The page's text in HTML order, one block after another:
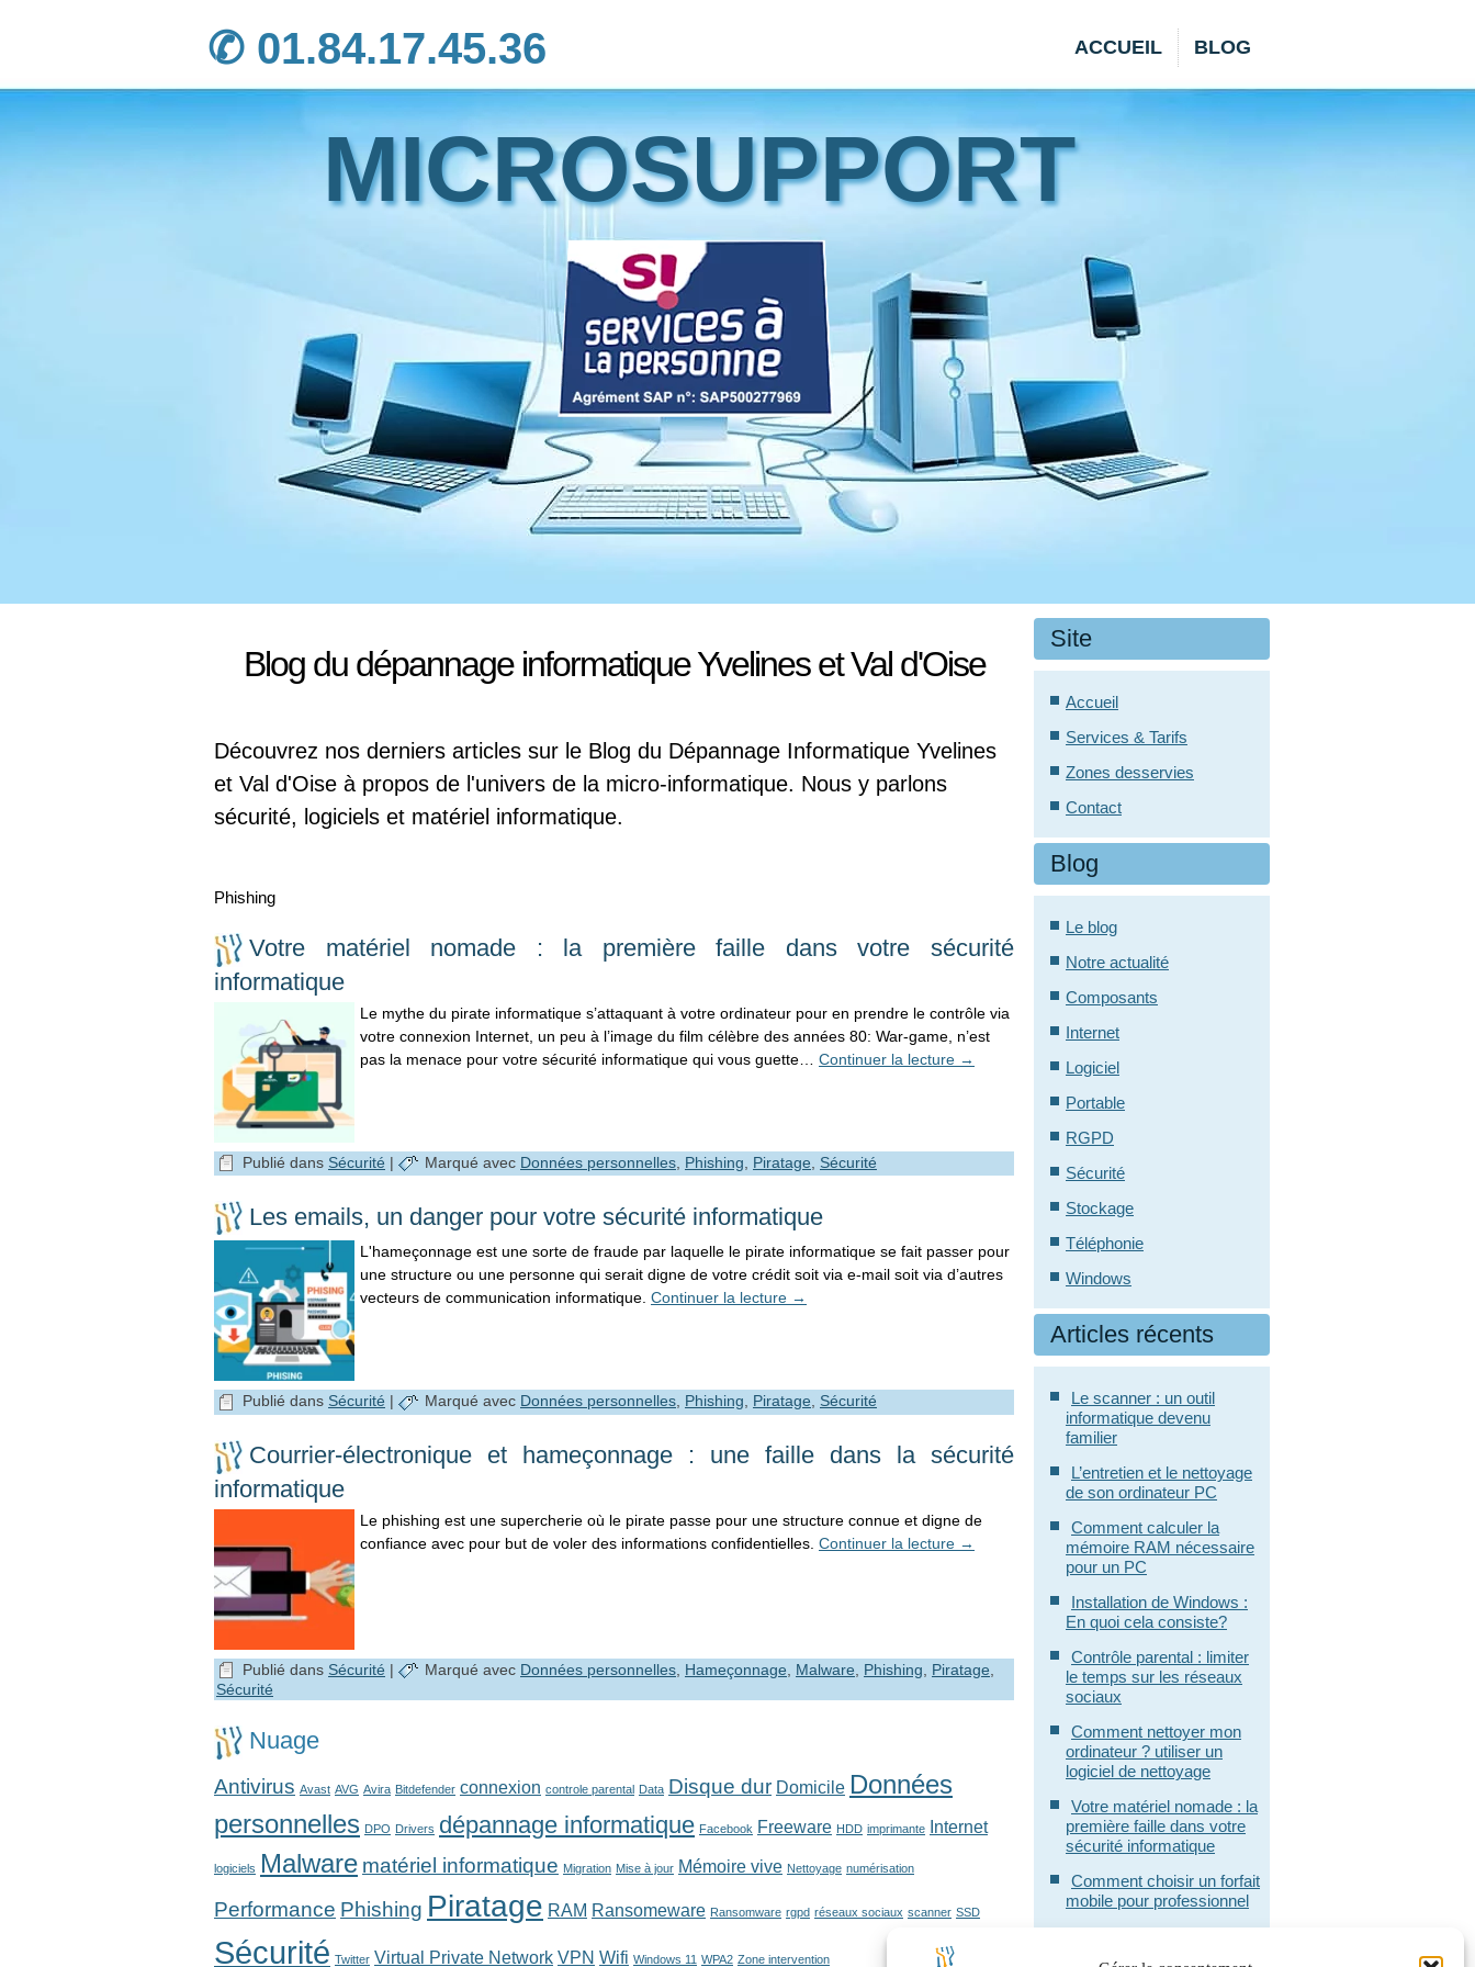
✆ 01.84.17.45.36
MICROSUPPORT
ACCUEIL BLOG
Blog du dépannage informatique Yvelines et Val d'Oise
Découvrez nos derniers articles sur le Blog du Dépannage Informatique Yvelines
et Val d'Oise à propos de l'univers de la micro-informatique. Nous y parlons
sécurité, logiciels et matériel informatique.
Phishing
Votre matériel nomade : la première faille dans votre sécurité
informatique
Le mythe du pirate informatique s’attaquant à votre ordinateur pour en prendre le contrôle via
votre connexion Internet, un peu à l’image du film célèbre des années 80: War-game, n’est
pas la menace pour votre sécurité informatique qui vous guette… Continuer la lecture →
Publié dans Sécurité | Marqué avec Données personnelles Phishing Piratage Sécurité
Les emails, un danger pour votre sécurité informatique
L'hameçonnage est une sorte de fraude par laquelle le pirate informatique se fait passer pour
une structure ou une personne qui serait digne de votre crédit soit via e-mail soit via d’autres
vecteurs de communication informatique. Continuer la lecture →
Publié dans Sécurité | Marqué avec Données personnelles, Phishing, Piratage, Sécurité
Courrier-électronique et hameçonnage : une faille dans la sécurité
informatique
Le phishing est une supercherie où le pirate passe pour une structure connue et digne de
confiance avec pour but de voler des informations confidentielles. Continuer la lecture →
Publié dans Sécurité | Marqué avec Données personnelles Hameçonnage Malware Phishing Piratage
Sécurité
Nuage
Antivirus Avast AVG Avira Bitdefender connexion controle parental Data Disque dur Domicile Données
personnelles DPO Drivers dépannage informatique Facebook Freeware HDD imprimante Internet
logiciels Malware matériel informatique Migration Mise à jour Mémoire vive Nettoyage numérisation
Performance Phishing Piratage RAM Ransomeware Ransomware rgpd réseaux sociaux scanner SSD
Sécurité Twitter Virtual Private Network VPN Wifi Windows 11 WPA2 Zone intervention
Site
Accueil
Services & Tarifs
Zones desservies
Contact
Blog
Le blog
Notre actualité
Composants
Internet
Logiciel
Portable
RGPD
Sécurité
Stockage
Téléphonie
Windows
Articles récents
Le scanner : un outil
informatique devenu
familier
L’entretien et le nettoyage
de son ordinateur PC
Comment calculer la
mémoire RAM nécessaire
pour un PC
Installation de Windows :
En quoi cela consiste?
Contrôle parental : limiter
le temps sur les réseaux
sociaux
Comment nettoyer mon
ordinateur ? utiliser un
logiciel de nettoyage
Votre matériel nomade : la
première faille dans votre
sécurité informatique
Comment choisir un forfait
mobile pour professionnel